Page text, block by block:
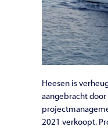
Heesen is
aangebracht
2021 verkoopt.